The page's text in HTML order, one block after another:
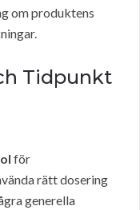
om produktens
Tidpunkt
för
rätt dosering
generella